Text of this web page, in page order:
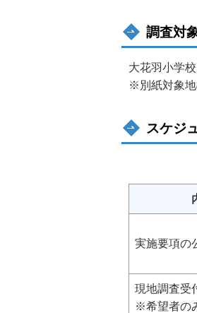
調査対
大花羽小学
※別紙対象地
スケジ
実施要項の
現地調査受
※希望者の